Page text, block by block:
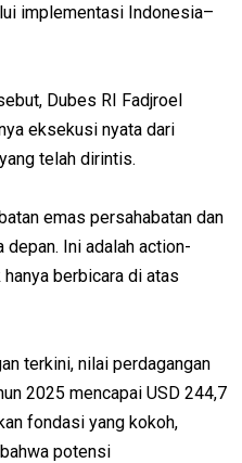
implementasi Indonesia–
Dubes RI Fadjroel
eksekusi nyata dari
telah dirintis.
emas persahabatan dan
depan. Ini adalah action-
berbicara di atas
terkini, nilai perdagangan
2025 mencapai USD 244,7
fondasi yang kokoh,
potensi